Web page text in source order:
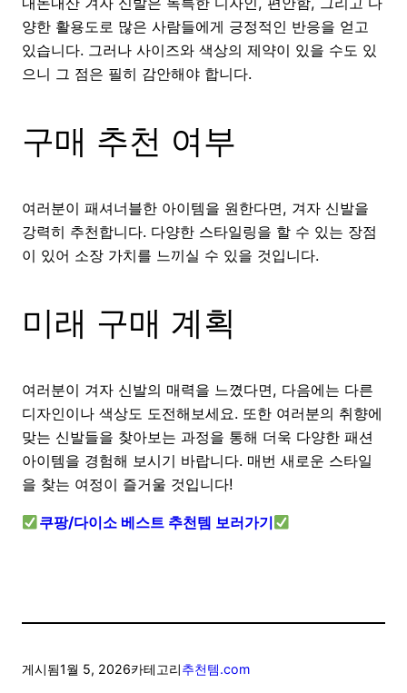
양한 활용도로 많은 사람들에게 긍정적인 반응을 얻고
있습니다. 그러나 사이즈와 색상의 제약이 있을 수도 있
으니 그 점은 필히 감안해야 합니다.
구매 추천 여부
여러분이 패셔너블한 아이템을 원한다면, 겨자 신발을
강력히 추천합니다. 다양한 스타일링을 할 수 있는 장점
이 있어 소장 가치를 느끼실 수 있을 것입니다.
미래 구매 계획
여러분이 겨자 신발의 매력을 느꼈다면, 다음에는 다른
디자인이나 색상도 도전해보세요. 또한 여러분의 취향에
맞는 신발들을 찾아보는 과정을 통해 더욱 다양한 패션
아이템을 경험해 보시기 바랍니다. 매번 새로운 스타일
을 찾는 여정이 즐거울 것입니다!
쿠팡/다이소 베스트 추천템 보러가기
게시됨1월 5, 2026카테고리추천템.com